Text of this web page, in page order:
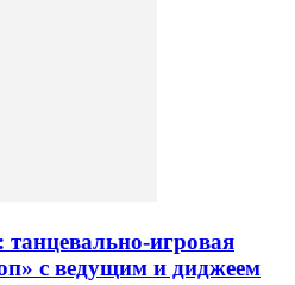
игровая
с ведущим и диджеем